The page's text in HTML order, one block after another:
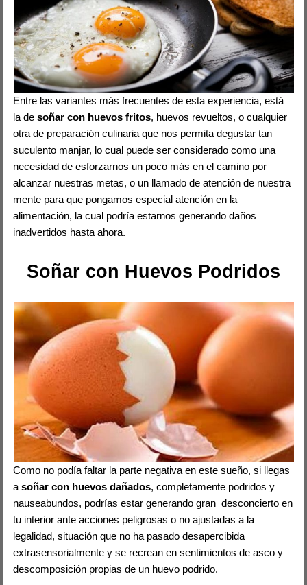
Entre las variantes más frecuentes de esta experiencia, está
la desoñar con huevos fritos, huevos revueltos, o cualquier
otra de preparación culinaria que nos permita degustar tan
suculento manjar, lo cual puede ser considerado como una
necesidad de esforzarnos un poco más en el camino por
alcanzar nuestras metas, o un llamado de atención de nuestra
mente para que pongamos especial atención en la
alimentación, la cual podría estarnos generando daños
inadvertidos hasta ahora.
Soñar con Huevos Podridos
Como no podía faltar la parte negativa en este sueño, si llegas
asoñar con huevos dañados, completamente podridos y
nauseabundos, podrías estar generando gran desconcierto en
tu interior ante acciones peligrosas o no ajustadas a la
legalidad, situación que no ha pasado desapercibida
extrasensorialmente y se recrean en sentimientos de asco y
descomposición propias de un huevo podrido.